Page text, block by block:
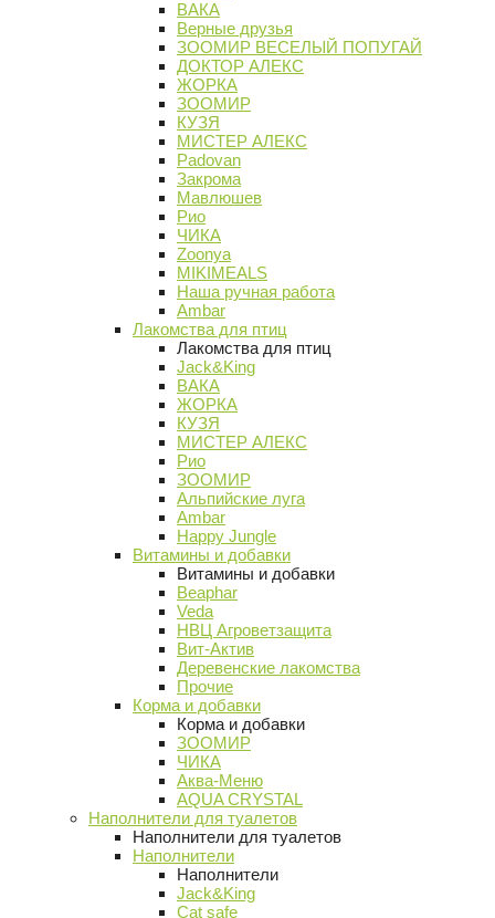
ВАКА
Верные друзья
ЗООМИР ВЕСЕЛЫЙ ПОПУГАЙ
ДОКТОР АЛЕКС
ЖОРКА
ЗООМИР
КУЗЯ
МИСТЕР АЛЕКС
Padovan
Закрома
Мавлюшев
Рио
ЧИКА
Zoonya
MIKIMEALS
Наша ручная работа
Ambar
Лакомства для птиц
Лакомства для птиц
Jack&King
ВАКА
ЖОРКА
КУЗЯ
МИСТЕР АЛЕКС
Рио
ЗООМИР
Альпийские луга
Ambar
Happy Jungle
Витамины и добавки
Витамины и добавки
Beaphar
Veda
НВЦ Агроветзащита
Вит-Актив
Деревенские лакомства
Прочие
Корма и добавки
Корма и добавки
ЗООМИР
ЧИКА
Аква-Меню
AQUA CRYSTAL
Наполнители для туалетов
Наполнители для туалетов
Наполнители
Наполнители
Jack&King
Cat safe